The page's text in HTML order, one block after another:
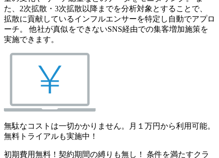
た、2次拡散・3次拡散以降までを分析対象とすることで、
拡散に貢献しているインフルエンサーを特定し自動でアプロ
ーチ。 他社が真似をできないSNS経由での集客増加施策を
実施できます。
無駄なコストは一切かかりません。月１万円から利用可能。
無料トライアルも実施中！
初期費用無料！契約期間の縛りも無し！ 条件を満たすクラ